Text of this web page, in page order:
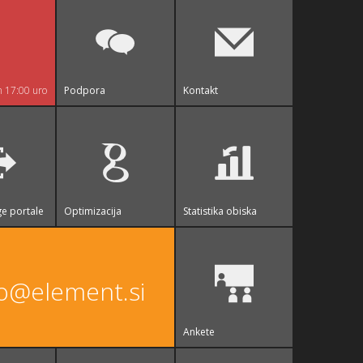
17:00 uro Podpora Kontakt
portale Optimizacija Statistika obiska
Ankete